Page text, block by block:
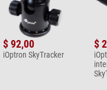
$ 92,00
iOptron SkyTracker
$